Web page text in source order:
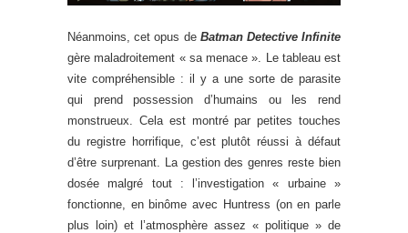
Néanmoins, cet opus de Batman Detective Infinite
gère maladroitement « sa menace ». Le tableau est
vite compréhensible : il y a une sorte de parasite
qui prend possession d’humains ou les rend
monstrueux. Cela est montré par petites touches
du registre horrifique, c’est plutôt réussi à défaut
d’être surprenant. La gestion des genres reste bien
dosée malgré tout : l’investigation « urbaine »
fonctionne, en binôme avec Huntress (on en parle
plus loin) et l’atmosphère assez « politique » de